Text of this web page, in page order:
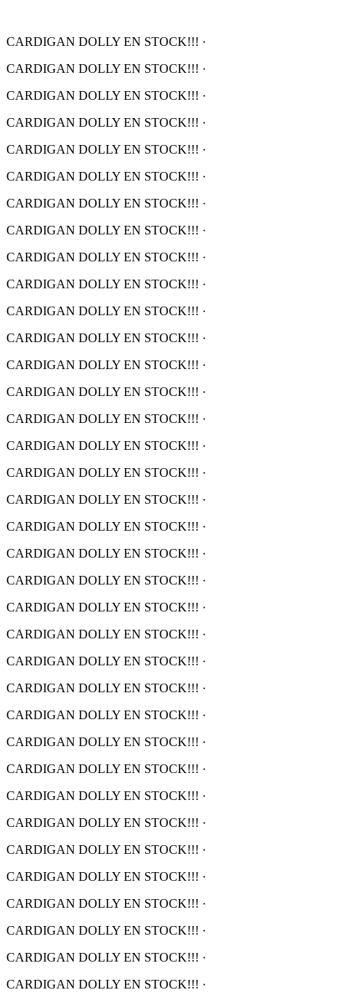
CARDIGAN DOLLY EN STOCK!!! ·
CARDIGAN DOLLY EN STOCK!!! ·
CARDIGAN DOLLY EN STOCK!!! ·
CARDIGAN DOLLY EN STOCK!!! ·
CARDIGAN DOLLY EN STOCK!!! ·
CARDIGAN DOLLY EN STOCK!!! ·
CARDIGAN DOLLY EN STOCK!!! ·
CARDIGAN DOLLY EN STOCK!!! ·
CARDIGAN DOLLY EN STOCK!!! ·
CARDIGAN DOLLY EN STOCK!!! ·
CARDIGAN DOLLY EN STOCK!!! ·
CARDIGAN DOLLY EN STOCK!!! ·
CARDIGAN DOLLY EN STOCK!!! ·
CARDIGAN DOLLY EN STOCK!!! ·
CARDIGAN DOLLY EN STOCK!!! ·
CARDIGAN DOLLY EN STOCK!!! ·
CARDIGAN DOLLY EN STOCK!!! ·
CARDIGAN DOLLY EN STOCK!!! ·
CARDIGAN DOLLY EN STOCK!!! ·
CARDIGAN DOLLY EN STOCK!!! ·
CARDIGAN DOLLY EN STOCK!!! ·
CARDIGAN DOLLY EN STOCK!!! ·
CARDIGAN DOLLY EN STOCK!!! ·
CARDIGAN DOLLY EN STOCK!!! ·
CARDIGAN DOLLY EN STOCK!!! ·
CARDIGAN DOLLY EN STOCK!!! ·
CARDIGAN DOLLY EN STOCK!!! ·
CARDIGAN DOLLY EN STOCK!!! ·
CARDIGAN DOLLY EN STOCK!!! ·
CARDIGAN DOLLY EN STOCK!!! ·
CARDIGAN DOLLY EN STOCK!!! ·
CARDIGAN DOLLY EN STOCK!!! ·
CARDIGAN DOLLY EN STOCK!!! ·
CARDIGAN DOLLY EN STOCK!!! ·
CARDIGAN DOLLY EN STOCK!!! ·
CARDIGAN DOLLY EN STOCK!!! ·